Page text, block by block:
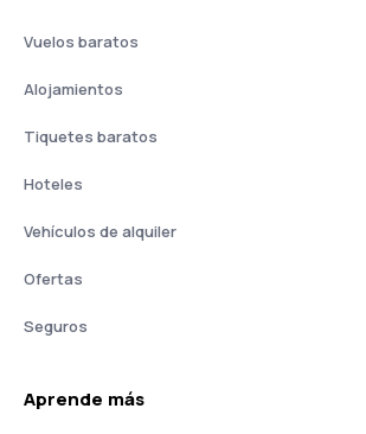
Vuelos baratos
Alojamientos
Tiquetes baratos
Hoteles
Vehículos de alquiler
Ofertas
Seguros
Aprende más